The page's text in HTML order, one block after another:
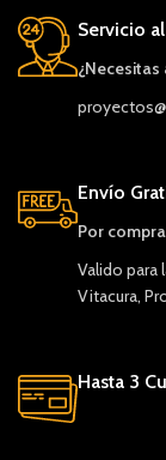
Servicio
¿Necesitas
Envío
Por
Valido para
Vitacura,
Hasta 3